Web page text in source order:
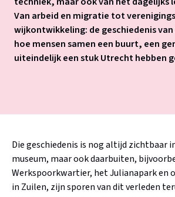
Van arbeid en migratie tot
wijkontwikkeling: de geschiedenis
hoe mensen samen een buurt, een
uiteindelijk een stuk Utrecht hebben
Die geschiedenis is nog altijd zichtbaar
museum, maar ook daarbuiten,
Werkspoorkwartier, het Julianapark en
in Zuilen, zijn sporen van dit verleden